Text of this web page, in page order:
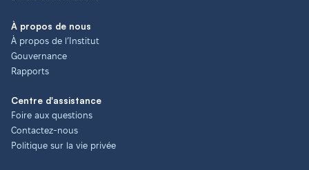
À propos de nous
À propos de l’Institut
Gouvernance
Rapports
Centre d'assistance
Foire aux questions
Contactez-nous
Politique sur la vie privée